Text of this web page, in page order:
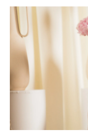
moda & ljepota